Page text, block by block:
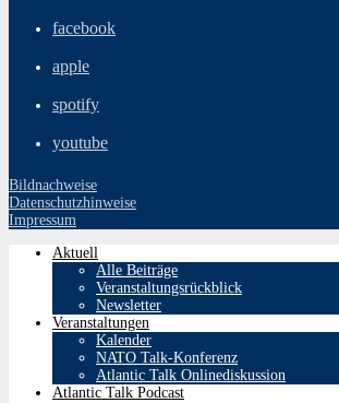
facebook
apple
spotify
youtube
Bildnachweise
Datenschutzhinweise
Impressum
Aktuell
Alle Beiträge
Veranstaltungsrückblick
Newsletter
Veranstaltungen
Kalender
NATO Talk-Konferenz
Atlantic Talk Onlinediskussion
Atlantic Talk Podcast